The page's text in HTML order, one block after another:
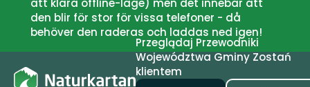
att klara offline-läge) men det innebär att
den blir för stor för vissa telefoner - då
behöver den raderas och laddas ned igen!
Przeglądaj Przewodniki
Województwa Gminy Zostań
klientem